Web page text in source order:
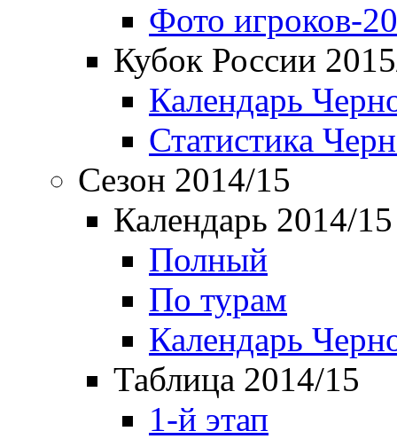
Фото игроков-
Кубок России
Календарь
Статистика
Сезон 2014/15
Календарь 2014/15
Полный
По турам
Календарь
Таблица 2014/15
1-й этап